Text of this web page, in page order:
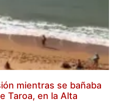
mientras se bañaba
Taroa, en la Alta